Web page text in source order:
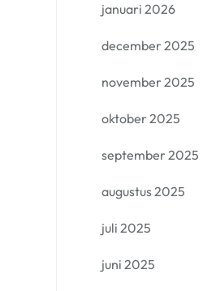
januari 2026
december 2025
november 2025
oktober 2025
september 2025
augustus 2025
juli 2025
juni 2025